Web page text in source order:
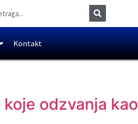
Kontakt
odzvanja kao